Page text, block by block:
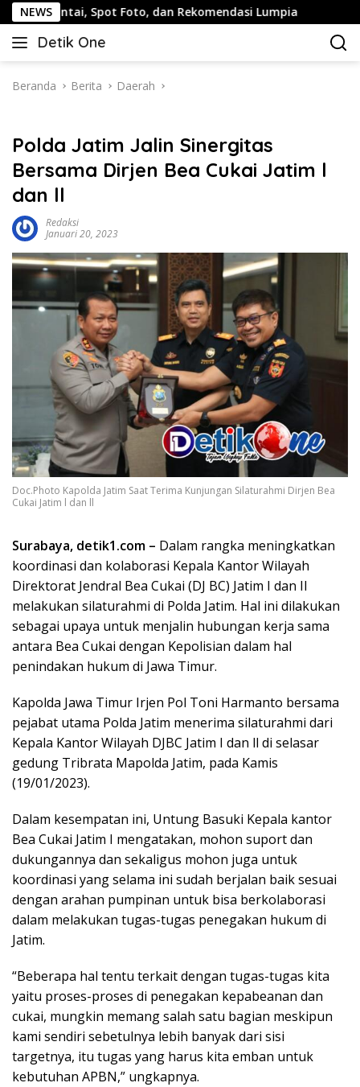
Langsung
ke
konten
NEWS
Spot Foto, dan Rekomendasi Lumpia Panduan
Detik One
Tajam
Fakta
Beranda Berita Daerah
Polda Jatim Jalin Sinergitas
Bersama Dirjen Bea Cukai Jatim l
dan ll
Redaksi
Januari 20, 2023
Doc.Photo Kapolda Jatim Saat Terima Kunjungan Silaturahmi Dirjen Bea
Cukai Jatim l dan ll
Surabaya, detik1.com – Dalam rangka meningkatkan
koordinasi dan kolaborasi Kepala Kantor Wilayah
Direktorat Jendral Bea Cukai (DJ BC) Jatim I dan II
melakukan silaturahmi di Polda Jatim. Hal ini dilakukan
sebagai upaya untuk menjalin hubungan kerja sama
antara Bea Cukai dengan Kepolisian dalam hal
penindakan hukum di Jawa Timur.
Kapolda Jawa Timur Irjen Pol Toni Harmanto bersama
pejabat utama Polda Jatim menerima silaturahmi dari
Kepala Kantor Wilayah DJBC Jatim I dan ll di selasar
gedung Tribrata Mapolda Jatim, pada Kamis
(19/01/2023).
Dalam kesempatan ini, Untung Basuki Kepala kantor
Bea Cukai Jatim I mengatakan, mohon suport dan
dukungannya dan sekaligus mohon juga untuk
koordinasi yang selama ini sudah berjalan baik sesuai
dengan arahan pumpinan untuk bisa berkolaborasi
dalam melakukan tugas-tugas penegakan hukum di
Jatim.
“Beberapa hal tentu terkait dengan tugas-tugas kita
yaitu proses-proses di penegakan kepabeanan dan
cukai, mungkin memang salah satu bagian meskipun
kami sendiri sebetulnya lebih banyak dari sisi
targetnya, itu tugas yang harus kita emban untuk
kebutuhan APBN,” ungkapnya.